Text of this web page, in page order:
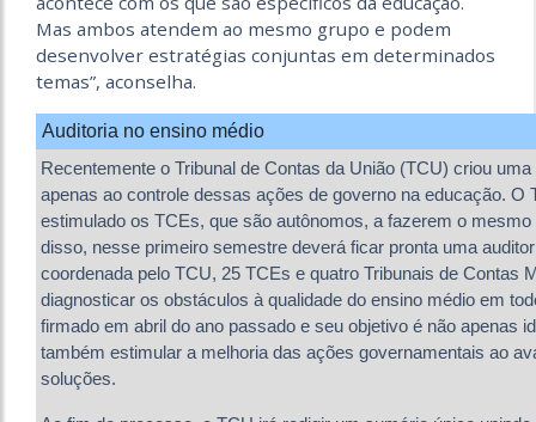
Mas ambos atendem ao mesmo grupo e podem
desenvolver estratégias conjuntas em determinados
temas”, aconselha.
Auditoria no ensino médio
Recentemente o Tribunal de Contas da União (TCU) criou
apenas ao controle dessas ações de governo na educação. O
estimulado os TCEs, que são autônomos, a fazerem o
disso, nesse primeiro semestre deverá ficar pronta uma
coordenada pelo TCU, 25 TCEs e quatro Tribunais de Contas
diagnosticar os obstáculos à qualidade do ensino médio em
firmado em abril do ano passado e seu objetivo é não apenas
também estimular a melhoria das ações governamentais ao
soluções.